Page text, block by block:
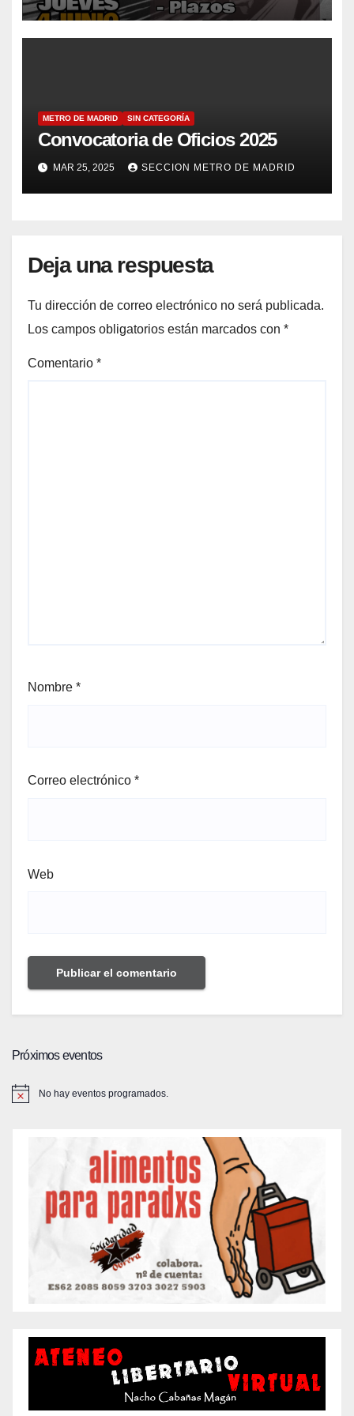
METRO DE MADRID SIN CATEGORÍA
Convocatoria de Oficios 2025
MAR 25, 2025 SECCION METRO DE MADRID
Deja una respuesta
Tu dirección de correo electrónico no será publicada.
Los campos obligatorios están marcados con *
Comentario *
Nombre *
Correo electrónico *
Web
Próximos eventos
No hay eventos programados.